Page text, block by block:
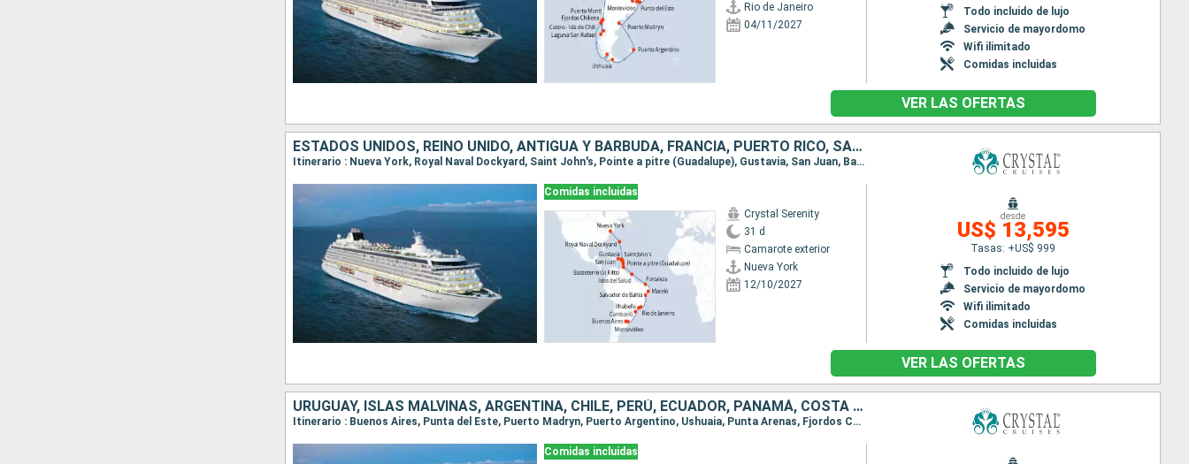
Rio de Janeiro
04/11/2027
Todo incluido de lujo
Servicio de mayordomo
Wifi ilimitado
Comidas incluidas
VER LAS OFERTAS
ESTADOS UNIDOS, REINO UNIDO, ANTIGUA Y BARBUDA, FRANCIA, PUERTO RICO, SANTA LUCIA, TRINIDAD Y TOBAGO, BRASIL, URUGUAY, ARGENTINA
Itinerario : Nueva York, Royal Naval Dockyard, Saint John's, Pointe a pitre (Guadalupe), Gustavia, San Juan, Basseterre (St Kitts), Castries, Scarborough, Islas del Salud, Fortaleza, Maceió, Salvador de Bahia, Rio de Janeiro, Ilhabella, Camboriú, Montevideo, Buenos Aires
Comidas incluidas
Crystal Serenity
31 d
Camarote exterior
Nueva York
12/10/2027
desde
US$ 13,595
Tasas: +US$ 999
Todo incluido de lujo
Servicio de mayordomo
Wifi ilimitado
Comidas incluidas
VER LAS OFERTAS
URUGUAY, ISLAS MALVINAS, ARGENTINA, CHILE, PERÚ, ECUADOR, PANAMÁ, COSTA RICA, HONDURAS, BELICE, MÉXICO, ESTADOS UNIDOS
Itinerario : Buenos Aires, Punta del Este, Puerto Madryn, Puerto Argentino, Ushuaia, Punta Arenas, Fjordos Chiliens, Laguna San Rafael, Puerto Chacabuco, Castro - Isla de Chili, Puerto Montt, Valparaíso, Coquimbo, Iquique, Pisco, Lima, Salaverry, Guayaquil, Fuerte amador, Canal de Panama, Puerto Limon, Roatan, Santo Tomas, Belice, Cozumel, Porto Progreso, Fort Lauderdale
Comidas incluidas